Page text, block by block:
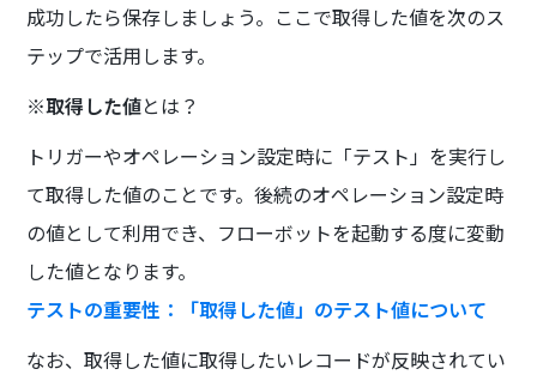
成功したら保存しましょう。ここで取得した値を次のス
テップで活用します。
※取得した値とは？
トリガーやオペレーション設定時に「テスト」を実行し
て取得した値のことです。後続のオペレーション設定時
の値として利用でき、フローボットを起動する度に変動
した値となります。
テストの重要性：「取得した値」のテスト値について
なお、取得した値に取得したいレコードが反映されてい